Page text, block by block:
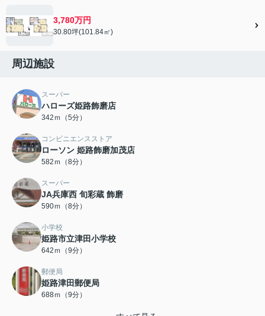
3,780万円
30.80坪(101.84㎡)
周辺施設
スーパー
ハローズ姫路飾磨店
342ｍ（5分）
コンビニエンスストア
ローソン 姫路飾磨加茂店
582ｍ（8分）
スーパー
JA兵庫西 旬彩蔵 飾磨
590ｍ（8分）
小学校
姫路市立津田小学校
642ｍ（9分）
郵便局
姫路津田郵便局
688ｍ（9分）